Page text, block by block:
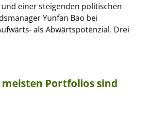
einer steigenden politischen
Yunfan Bao bei
als Abwärtspotenzial. Drei
Portfolios sind